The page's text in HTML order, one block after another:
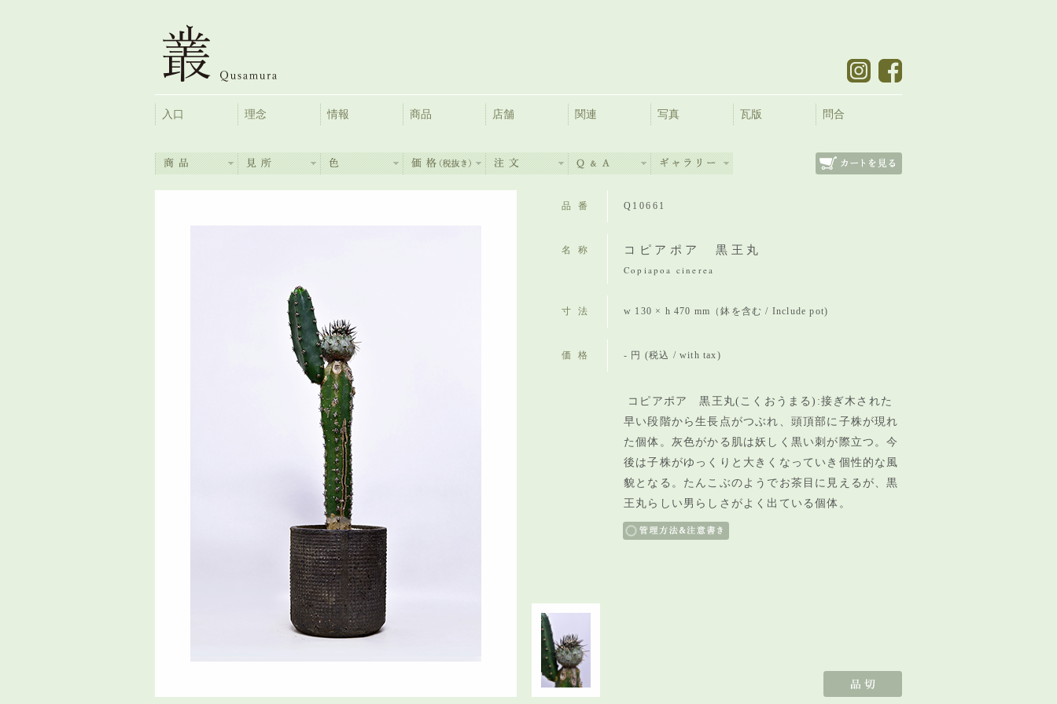
入口 理念 情報 商品 店舗 関連 写真 瓦版 問合
品番 Q10661
名称 コピアポア 黒王丸
Copiapoa cinerea
寸法 w 130 × h 470 mm（鉢を含む / Include pot)
価格 - 円 (税込 / with tax)
コピアポア 黒王丸(こくおうまる):接ぎ木された
早い段階から生長点がつぶれ、頭頂部に子株が現れ
た個体。灰色がかる肌は妖しく黒い刺が際立つ。今
後は子株がゆっくりと大きくなっていき個性的な風
貌となる。たんこぶのようでお茶目に見えるが、黒
王丸らしい男らしさがよく出ている個体。